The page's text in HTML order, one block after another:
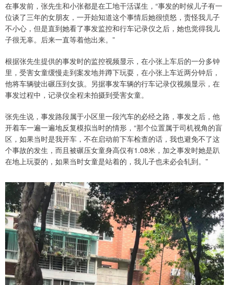
在事发前，张先生和小张都是在工地干活谋生，“事发的时候儿子有一
位谈了三年的女朋友，一开始知道这个事情后她很愤怒，责怪我儿子
不小心，但是直到她看了事发监控和行车记录仪之后，她也觉得我儿
子很无辜。后来一直等着他出来。”
根据张先生提供的事发时的监控视频显示，在小张上车后的一分多钟
里，受害女童缓慢走到案发地并蹲下玩耍，在小张上车近两分钟后，
他将车辆驶出碾压到女孩。另据事发车辆的行车记录仪视频显示，在
事发过程中，记录仪全程未拍摄到受害女童。
张先生说，事发路段属于小区里一段汽车的必经之路，事发之后，他
开着车一遍一遍地反复模拟当时的情形，“那个位置属于司机视角的盲
区，如果当时是我开车，不在启动前下车检查的话，我也避免不了这
个事故的发生，而且被碾压女童身高仅有1.08米，加之事发时她是趴
在地上玩耍的，如果当时女童是站着的，我儿子也未必会轧到。”